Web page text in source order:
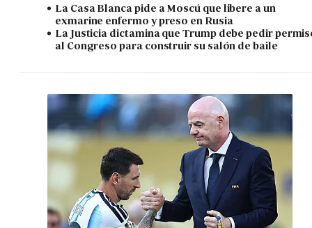
La Casa Blanca pide a Moscú que libere a un
exmarine enfermo y preso en Rusia
La Justicia dictamina que Trump debe pedir
al Congreso para construir su salón de baile